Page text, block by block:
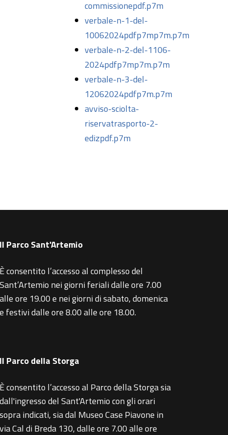
commissionepdf.p7m
verbale-n-1-del-
10062024pdfp7mp7m.p7m
verbale-n-2-del-1106-
2024pdfp7mp7m.p7m
verbale-n-3-del-
12062024pdfp7m.p7m
avviso-sciolta-
riservatrasporto-2-
edizpdf.p7m
Il Parco Sant'Artemio
È consentito l’accesso al complesso del
Sant’Artemio nei giorni feriali dalle ore 7.00
alle ore 19.00 e nei giorni di sabato, domenica
e festivi dalle ore 8.00 alle ore 18.00.
Il Parco della Storga
È consentito l’accesso al Parco della Storga sia
dall'ingresso del Sant'Artemio con gli orari
sopra indicati, sia dal Museo Case Piavone in
via Cal di Breda 130, dalle ore 7.00 alle ore